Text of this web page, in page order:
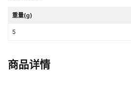
重量(g)
5
商品详情